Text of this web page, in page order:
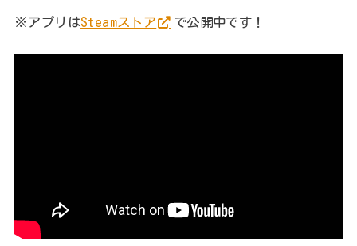
※アプリはSteamストア で公開中です！